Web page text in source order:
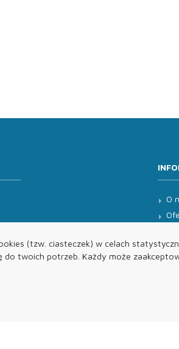
(tzw. ciasteczek) w celach
twoich potrzeb. Każdy może
O